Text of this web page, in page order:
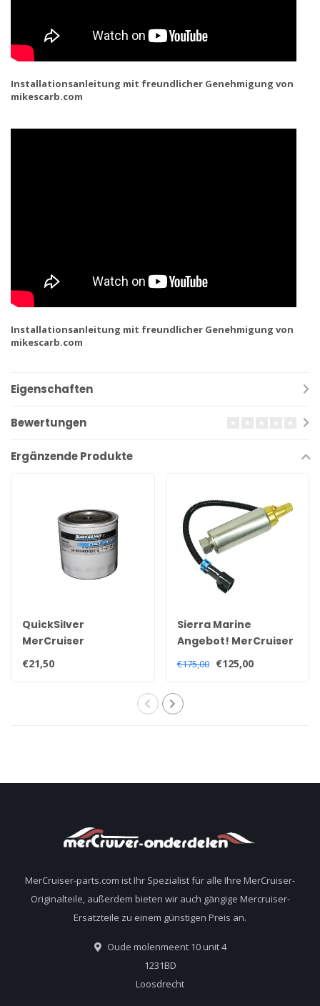
Installationsanleitung mit freundlicher Genehmigung von
mikescarb.com
Installationsanleitung mit freundlicher Genehmigung von
mikescarb.com
Eigenschaften
Bewertungen
Ergänzende Produkte
QuickSilver
MerCruiser
Kraftstoff- und
Wasserabscheiderfilter
€21,50
Sierra Marine
Angebot! MerCruiser
Kraftstoffpumpe für
motoren 861156A1
€175,00 €125,00
MerCruiser-parts.com ist Ihr Spezialist für alle Ihre MerCruiser-
Originalteile, außerdem bieten wir auch gängige Mercruiser-
Ersatzteile zu einem günstigen Preis an.
Oude molenmeent 10 unit 4
1231BD
Loosdrecht